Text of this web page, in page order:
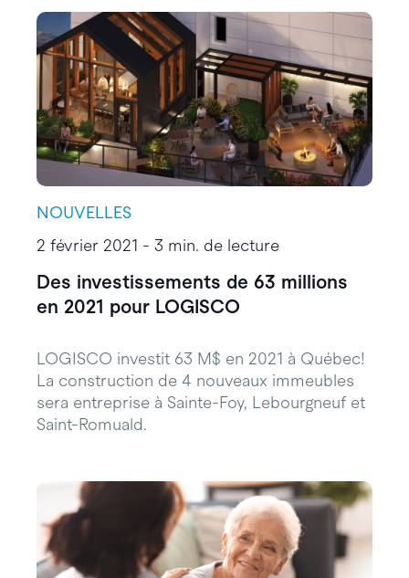
NOUVELLES
2 février 2021 - 3 min. de lecture
Des investissements de 63 millions
en 2021 pour LOGISCO
LOGISCO investit 63 M$ en 2021 à Québec!
La construction de 4 nouveaux immeubles
sera entreprise à Sainte-Foy, Lebourgneuf et
Saint-Romuald.